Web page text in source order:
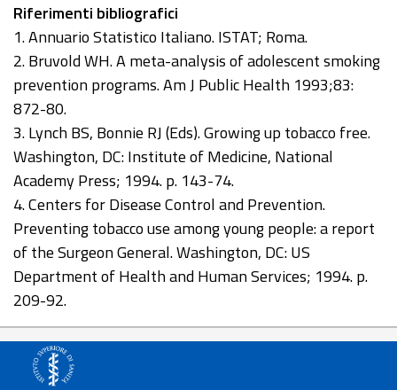
Riferimenti bibliografici
1. Annuario Statistico Italiano. ISTAT; Roma.
2. Bruvold WH. A meta-analysis of adolescent smoking
prevention programs. Am J Public Health 1993;83:
872-80.
3. Lynch BS, Bonnie RJ (Eds). Growing up tobacco free.
Washington, DC: Institute of Medicine, National
Academy Press; 1994. p. 143-74.
4. Centers for Disease Control and Prevention.
Preventing tobacco use among young people: a report
of the Surgeon General. Washington, DC: US
Department of Health and Human Services; 1994. p.
209-92.